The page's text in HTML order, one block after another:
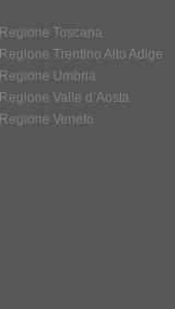
Regione Toscana
Regione Trentino Alto Adige
Regione Umbria
Regione Valle d’Aosta
Regione Veneto